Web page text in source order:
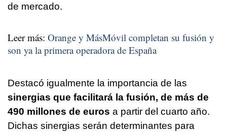
de mercado.
Leer más: Orange y MásMóvil completan su fusión y
son ya la primera operadora de España
Destacó igualmente la importancia de las
sinergias que facilitará la fusión, de más de
490 millones de euros a partir del cuarto año.
Dichas sinergias serán determinantes para